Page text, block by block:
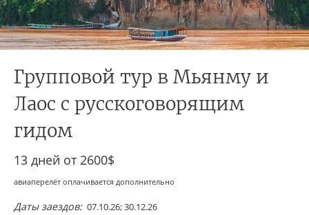
Групповой тур в Мьянму и
Лаос с русскоговорящим
гидом
13 дней от 2600$
авиаперелёт оплачивается дополнительно
Даты заездов: 07.10.26; 30.12.26